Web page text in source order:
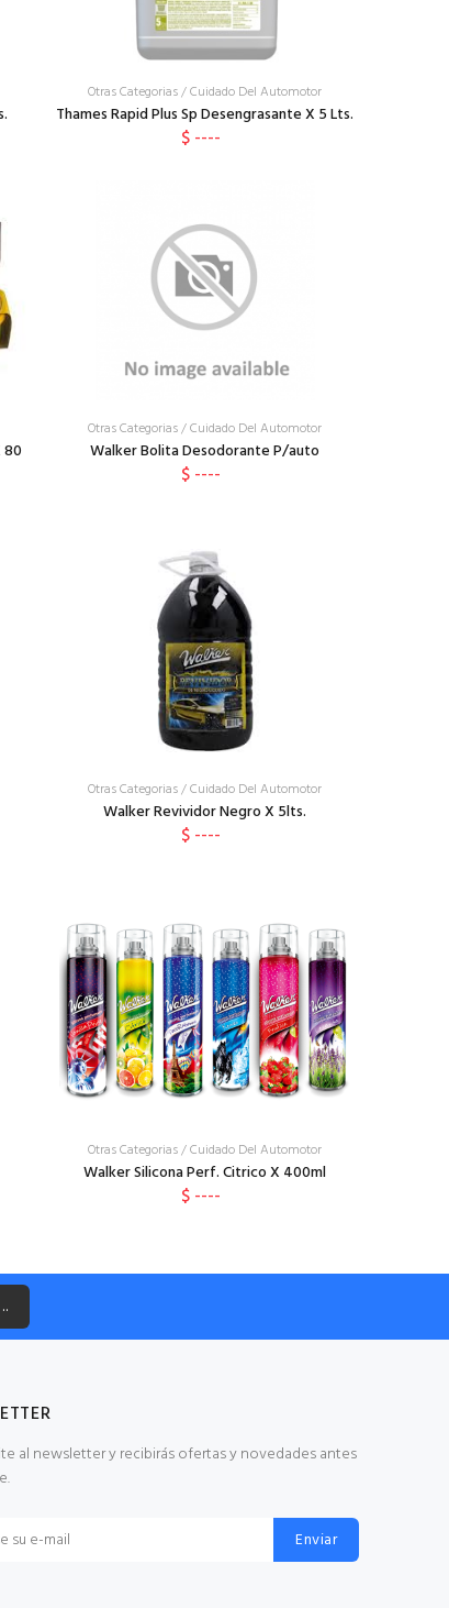
Otras Categorias/Cuidado Del Automotor
Thames Rapid Plus Sp Desengrasante X 5 Lts.
$ ----
80
Otras Categorias/Cuidado Del Automotor
Walker Bolita Desodorante P/auto
$ ----
Otras Categorias/Cuidado Del Automotor
Walker Revividor Negro X 5lts.
$ ----
Otras Categorias/Cuidado Del Automotor
Walker Silicona Perf. Citrico X 400ml
$ ----
al newsletter y recibirás ofertas y novedades antes
Enviar